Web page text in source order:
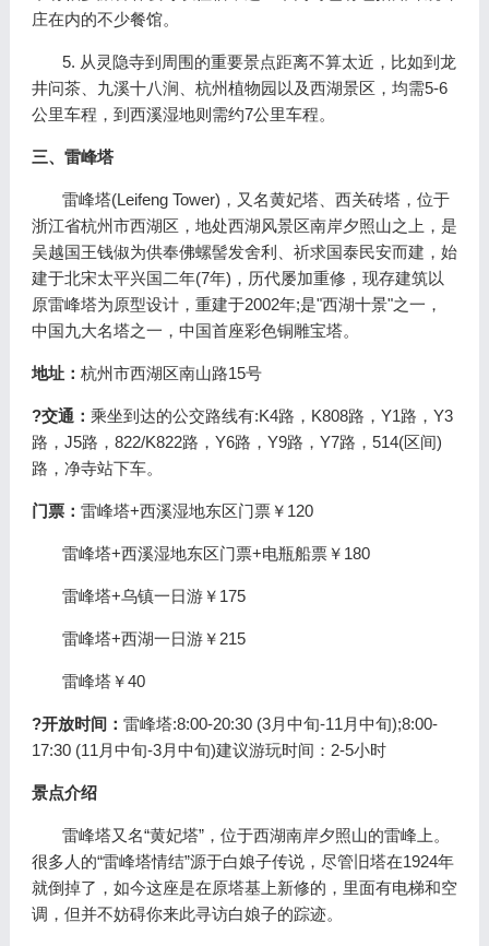
庄在内的不少餐馆。
5. 从灵隐寺到周围的重要景点距离不算太近，比如到龙
井问茶、九溪十八涧、杭州植物园以及西湖景区，均需5-6
公里车程，到西溪湿地则需约7公里车程。
三、雷峰塔
雷峰塔(Leifeng Tower)，又名黄妃塔、西关砖塔，位于
浙江省杭州市西湖区，地处西湖风景区南岸夕照山之上，是
吴越国王钱俶为供奉佛螺髻发舍利、祈求国泰民安而建，始
建于北宋太平兴国二年(7年)，历代屡加重修，现存建筑以
原雷峰塔为原型设计，重建于2002年;是"西湖十景"之一，
中国九大名塔之一，中国首座彩色铜雕宝塔。
地址： 杭州市西湖区南山路15号
?交通： 乘坐到达的公交路线有:K4路，K808路，Y1路，Y3
路，J5路，822/K822路，Y6路，Y9路，Y7路，514(区间)
路，净寺站下车。
门票： 雷峰塔+西溪湿地东区门票￥120
雷峰塔+西溪湿地东区门票+电瓶船票￥180
雷峰塔+乌镇一日游￥175
雷峰塔+西湖一日游￥215
雷峰塔￥40
?开放时间： 雷峰塔:8:00-20:30 (3月中旬-11月中旬);8:00-
17:30 (11月中旬-3月中旬)建议游玩时间：2-5小时
景点介绍
雷峰塔又名“黄妃塔”，位于西湖南岸夕照山的雷峰上。
很多人的“雷峰塔情结”源于白娘子传说，尽管旧塔在1924年
就倒掉了，如今这座是在原塔基上新修的，里面有电梯和空
调，但并不妨碍你来此寻访白娘子的踪迹。